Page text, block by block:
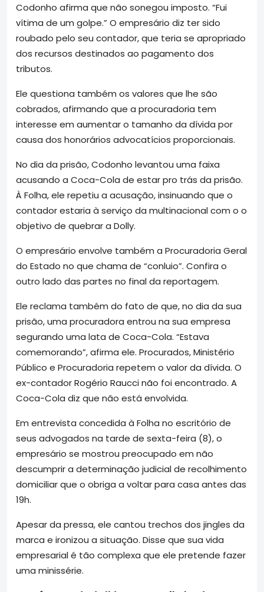
Codonho afirma que não sonegou imposto. “Fui
vítima de um golpe.” O empresário diz ter sido
roubado pelo seu contador, que teria se apropriado
dos recursos destinados ao pagamento dos
tributos.
Ele questiona também os valores que lhe são
cobrados, afirmando que a procuradoria tem
interesse em aumentar o tamanho da dívida por
causa dos honorários advocatícios proporcionais.
No dia da prisão, Codonho levantou uma faixa
acusando a Coca-Cola de estar pro trás da prisão.
À Folha, ele repetiu a acusação, insinuando que o
contador estaria à serviço da multinacional com o o
objetivo de quebrar a Dolly.
O empresário envolve também a Procuradoria Geral
do Estado no que chama de “conluio”. Confira o
outro lado das partes no final da reportagem.
Ele reclama também do fato de que, no dia da sua
prisão, uma procuradora entrou na sua empresa
segurando uma lata de Coca-Cola. “Estava
comemorando”, afirma ele. Procurados, Ministério
Público e Procuradoria repetem o valor da dívida. O
ex-contador Rogério Raucci não foi encontrado. A
Coca-Cola diz que não está envolvida.
Em entrevista concedida à Folha no escritório de
seus advogados na tarde de sexta-feira (8), o
empresário se mostrou preocupado em não
descumprir a determinação judicial de recolhimento
domiciliar que o obriga a voltar para casa antes das
19h.
Apesar da pressa, ele cantou trechos dos jingles da
marca e ironizou a situação. Disse que sua vida
empresarial é tão complexa que ele pretende fazer
uma minissérie.